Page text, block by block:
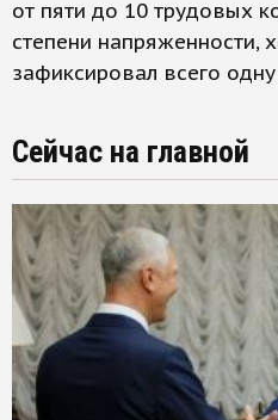
от пяти до 10 трудовых
степени напряженности,
зафиксировал всего
Сейчас на главной